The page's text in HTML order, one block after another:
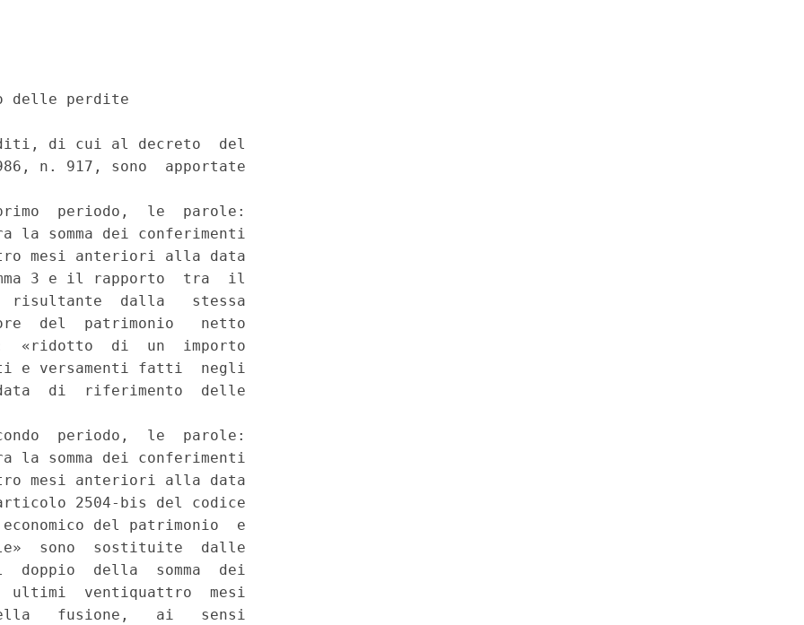
delle perdite
di cui al decreto  del
n. 917, sono  apportate
periodo,  le  parole:
somma dei conferimenti
mesi anteriori alla data
3 e il rapporto  tra  il
risultante  dalla   stessa
del  patrimonio   netto
«ridotto  di  un  importo
e versamenti fatti  negli
di  riferimento  delle
periodo,  le  parole:
somma dei conferimenti
mesi anteriori alla data
2504-bis del codice
del patrimonio  e
sono  sostituite  dalle
della  somma  dei
ultimi  ventiquattro  mesi
fusione,   ai   sensi